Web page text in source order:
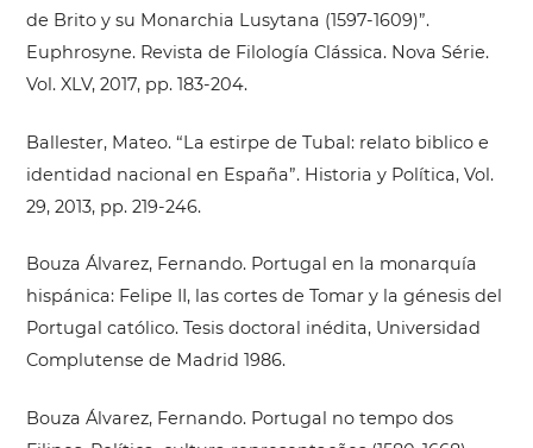
de Brito y su Monarchia Lusytana (1597-1609)”.
Euphrosyne. Revista de Filología Clássica. Nova Série.
Vol. XLV, 2017, pp. 183-204.
Ballester, Mateo. “La estirpe de Tubal: relato biblico e
identidad nacional en España”. Historia y Política, Vol.
29, 2013, pp. 219-246.
Bouza Álvarez, Fernando. Portugal en la monarquía
hispánica: Felipe II, las cortes de Tomar y la génesis del
Portugal católico. Tesis doctoral inédita, Universidad
Complutense de Madrid 1986.
Bouza Álvarez, Fernando. Portugal no tempo dos